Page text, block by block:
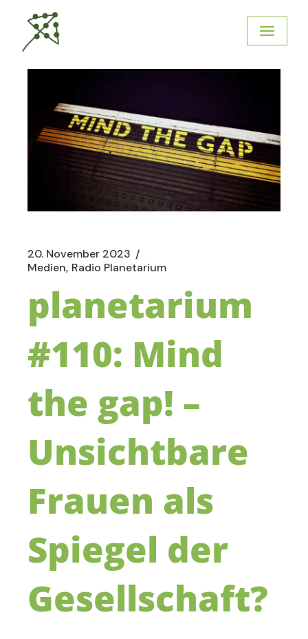
20. November 2023
Medien Radio Planetarium
planetarium
#110: Mind
the gap! –
Unsichtbare
Frauen als
Spiegel der
Gesellschaft?